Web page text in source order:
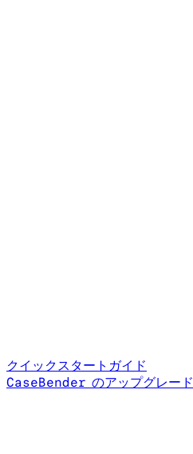
クイックスタートガイド
CaseBender のアップグレード